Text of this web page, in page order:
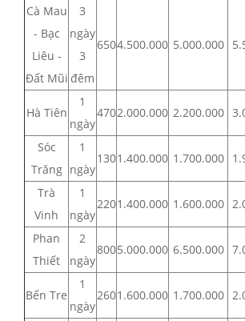
Cà Mau
- Bạc
Liêu -
Đất Mũi
3
ngày
3
đêm
6504.500.000 5.000.000
Hà Tiên
1
ngày
4702.000.000 2.200.000
Sóc
Trăng
1
ngày
1301.400.000 1.700.000
Trà
Vinh
1
ngày
2201.400.000 1.600.000
Phan
Thiết
2
ngày
8005.000.000 6.500.000
Bến Tre
1
ngày
2601.600.000 1.700.000